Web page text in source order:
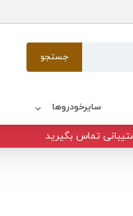
جستجو
سایرخودروها
تماس بگیرید